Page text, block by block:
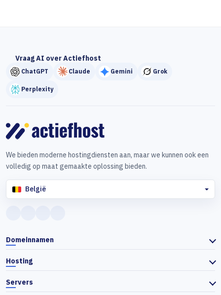
Vraag AI over Actiefhost
ChatGPT Claude Gemini Grok
Perplexity
We bieden moderne hostingdiensten aan, maar we kunnen ook een
volledig op maat gemaakte oplossing bieden.
België
Domeinnamen
Hosting
Servers